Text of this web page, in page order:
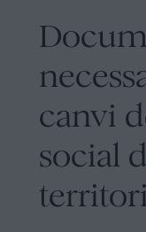
canvi
social